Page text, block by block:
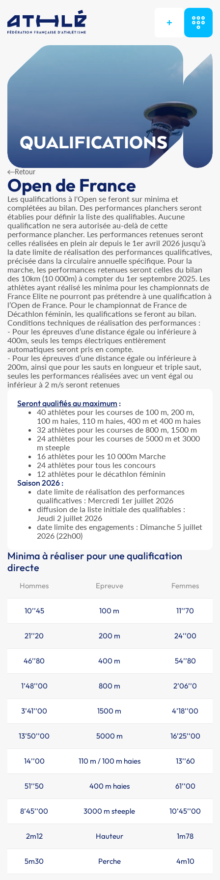
+
QUALIFICATIONS
Retour
Open de France
Les qualifications à l'Open se feront sur minima et
complétées au bilan. Des performances planchers seront
établies pour définir la liste des qualifiables. Aucune
qualification ne sera autorisée au-delà de cette
performance plancher. Les performances retenues seront
celles réalisées en plein air depuis le 1er avril 2026 jusqu’à
la date limite de réalisation des performances qualificatives,
précisée dans la circulaire annuelle spécifique. Pour la
marche, les performances retenues seront celles du bilan
des 10km (10 000m) à compter du 1er septembre 2025. Les
athlètes ayant réalisé les minima pour les championnats de
France Elite ne pourront pas prétendre à une qualification à
l’Open de France. Pour le championnat de France de
Décathlon féminin, les qualifications se feront au bilan.
Conditions techniques de réalisation des performances :
- Pour les épreuves d’une distance égale ou inférieure à
400m, seuls les temps électriques entièrement
automatiques seront pris en compte.
- Pour les épreuves d’une distance égale ou inférieure à
200m, ainsi que pour les sauts en longueur et triple saut,
seules les performances réalisées avec un vent égal ou
inférieur à 2 m/s seront retenues
Seront qualifiés au maximum :
40 athlètes pour les courses de 100 m, 200 m,
100 m haies, 110 m haies, 400 m et 400 m haies
32 athlètes pour les courses de 800 m, 1500 m
24 athlètes pour les courses de 5000 m et 3000
m steeple
16 athlètes pour les 10 000m Marche
24 athlètes pour tous les concours
12 athlètes pour le décathlon féminin
Saison 2026 :
date limite de réalisation des performances
qualificatives : Mercredi 1er juillet 2026
diffusion de la liste initiale des qualifiables :
Jeudi 2 juillet 2026
date limite des engagements : Dimanche 5 juillet
2026 (22h00)
Minima à réaliser pour une qualification
directe
Hommes Epreuve Femmes
10’’45 100 m 11’’70
21’’20 200 m 24’’00
46’’80 400 m 54’’80
1’48’’00 800 m 2’06’’0
3’41’’00 1500 m 4’18’’00
13’50’’00 5000 m 16’25’’00
14’’00 110 m / 100 m haies 13’’60
51’’50 400 m haies 61’’00
8’45’’00 3000 m steeple 10’45’’00
2m12 Hauteur 1m78
5m30 Perche 4m10